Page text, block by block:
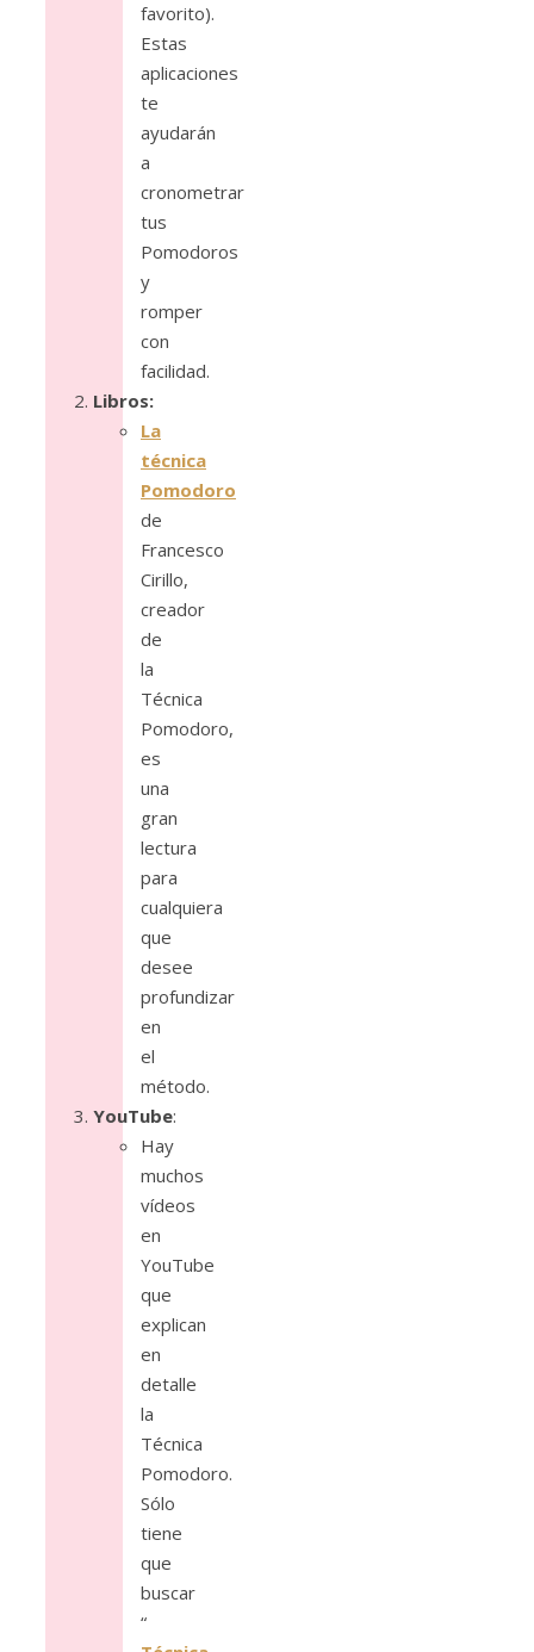
favorito).
Estas
aplicaciones
te
ayudarán
a
cronometrar
tus
Pomodoros
y
romper
con
facilidad.
Libros:
La
técnica
Pomodoro
de
Francesco
Cirillo,
creador
de
la
Técnica
Pomodoro,
es
una
gran
lectura
para
cualquiera
que
desee
profundizar
en
el
método.
YouTube:
Hay
muchos
vídeos
en
YouTube
que
explican
en
detalle
la
Técnica
Pomodoro.
Sólo
tiene
que
buscar
“